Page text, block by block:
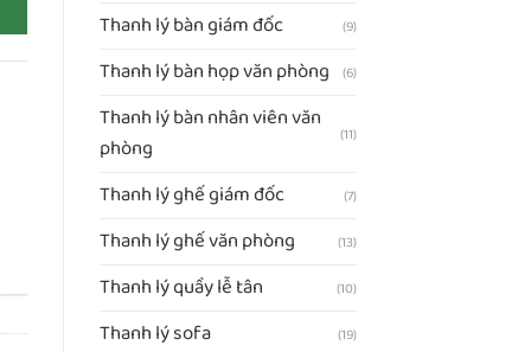
Thanh lý bàn giám đốc (9)
Thanh lý bàn họp văn phòng (6)
Thanh lý bàn nhân viên văn
phòng
(11)
Thanh lý ghế giám đốc (7)
Thanh lý ghế văn phòng (13)
Thanh lý quầy lễ tân (10)
Thanh lý sofa (19)